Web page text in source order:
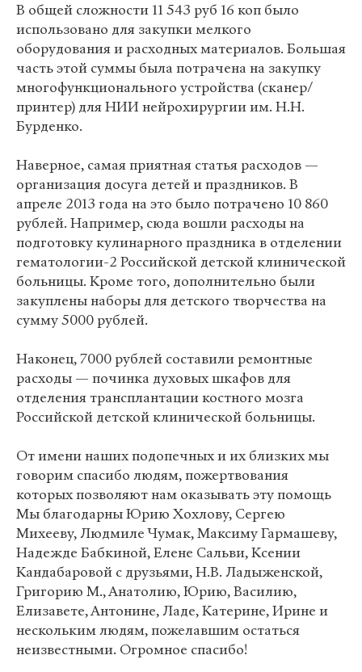
В общей сложности 11 543 руб 16 коп было
использовано для закупки мелкого
оборудования и расходных материалов. Большая
часть этой суммы была потрачена на закупку
многофункционального устройства (сканер/
принтер) для НИИ нейрохирургии им. Н.Н.
Бурденко.
Наверное, самая приятная статья расходов —
организация досуга детей и праздников. В
апреле 2013 года на это было потрачено 10 860
рублей. Например, сюда вошли расходы на
подготовку кулинарного праздника в отделении
гематологии-2 Российской детской клинической
больницы. Кроме того, дополнительно были
закуплены наборы для детского творчества на
сумму 5000 рублей.
Наконец, 7000 рублей составили ремонтные
расходы — починка духовых шкафов для
отделения трансплантации костного мозга
Российской детской клинической больницы.
От имени наших подопечных и их близких мы
говорим спасибо людям, пожертвования
которых позволяют нам оказывать эту помощь
Мы благодарны Юрию Хохлову, Сергею
Михееву, Людмиле Чумак, Максиму Гармашеву,
Надежде Бабкиной, Елене Сальви, Ксении
Кандабаровой с друзьями, Н.В. Ладыженской,
Григорию М., Анатолию, Юрию, Василию,
Елизавете, Антонине, Ладе, Катерине, Ирине и
нескольким людям, пожелавшим остаться
неизвестными. Огромное спасибо!